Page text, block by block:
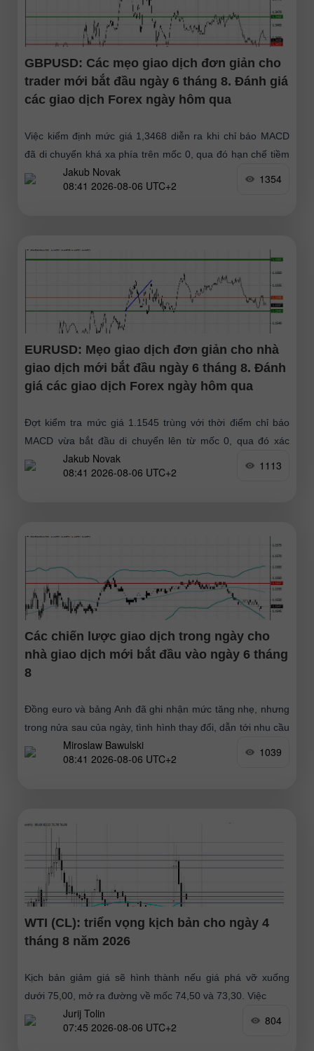
GBPUSD: Các mẹo giao dịch đơn giản cho
trader mới bắt đầu ngày 6 tháng 8. Đánh giá
các giao dịch Forex ngày hôm qua
Việc kiểm định mức giá 1,3468 diễn ra khi chỉ báo MACD
đã di chuyển khá xa phía trên mốc 0, qua đó hạn chế tiềm
năng tăngJakub Novak
08:41 2026-08-06 UTC+2
1354
EURUSD: Mẹo giao dịch đơn giản cho nhà
giao dịch mới bắt đầu ngày 6 tháng 8. Đánh
giá các giao dịch Forex ngày hôm qua
Đợt kiểm tra mức giá 1.1545 trùng với thời điểm chỉ báo
MACD vừa bắt đầu di chuyển lên từ mốc 0, qua đó xác
nhận điểm vào lệnh
Jakub Novak
08:41 2026-08-06 UTC+2
1113
Các chiến lược giao dịch trong ngày cho
nhà giao dịch mới bắt đầu vào ngày 6 tháng
8
Đồng euro và bảng Anh đã ghi nhận mức tăng nhẹ, nhưng
trong nửa sau của ngày, tình hình thay đổi, dẫn tới nhu cầu
đối với đồng USD tăng
Miroslaw Bawulski
08:41 2026-08-06 UTC+2
1039
WTI (CL): triển vọng kịch bản cho ngày 4
tháng 8 năm 2026
Kịch bản giảm giá sẽ hình thành nếu giá phá vỡ xuống
dưới 75,00, mở ra đường về mốc 74,50 và 73,30. Việc
Jurij Tolin
07:45 2026-08-06 UTC+2
804